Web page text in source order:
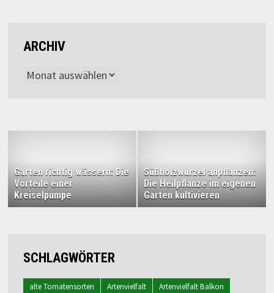
ARCHIV
Archiv
Garten richtig wässern: Die
Vorteile einer
Kreiselpumpe
Süßholzwurzel anpflanzen:
Die Heilpflanze im eigenen
Garten kultivieren
SCHLAGWÖRTER
alte Tomatensorten Artenvielfalt Artenvielfalt Balkon